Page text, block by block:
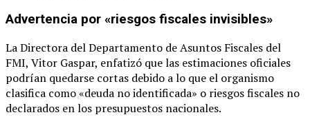
Advertencia por «riesgos fiscales invisibles»
La Directora del Departamento de Asuntos Fiscales del
FMI, Vitor Gaspar, enfatizó que las estimaciones oficiales
podrían quedarse cortas debido a lo que el organismo
clasifica como «deuda no identificada» o riesgos fiscales no
declarados en los presupuestos nacionales.